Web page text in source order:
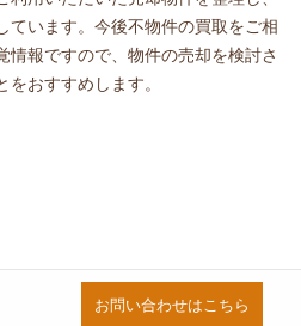
ています。今後不物件の買取をご相
報ですので、物件の売却を検討さ
おすすめします。
お問い合わせはこちら